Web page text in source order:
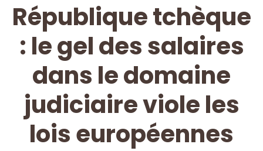
République tchèque
: le gel des salaires
dans le domaine
judiciaire viole les
lois européennes